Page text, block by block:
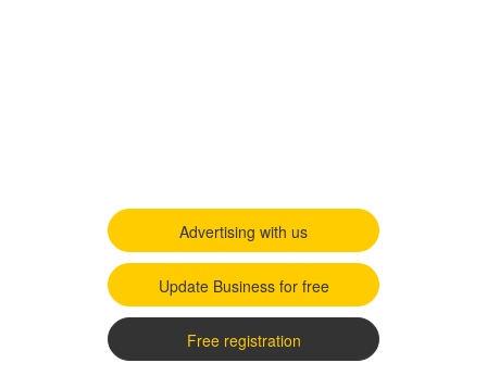
Advertising with us
Update Business for free
Free registration